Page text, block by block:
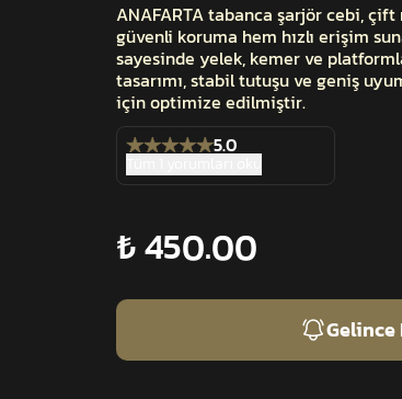
ANAFARTA tabanca şarjör cebi,
güvenli koruma hem hızlı erişim
sayesinde yelek, kemer ve
tasarımı, stabil tutuşu ve geniş
için optimize edilmiştir.
5.0
₺ 450.00
Gelince